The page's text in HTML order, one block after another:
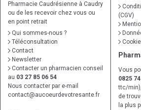
Pharmacie Caudrésienne à Caudry
ou de les recevoir chez vous ou
en point retrait
Qui sommes-nous ?
Téléconsultation
Contact
Newsletter
Contacter un pharmacien conseil
au 03 27 85 06 54
Nous contacter par e-mail
contact@aucoeurdevotresante.fr
(CGV)
Vous
0825
ttc/
de
la plus